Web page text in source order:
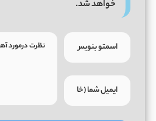
خواهد شد.